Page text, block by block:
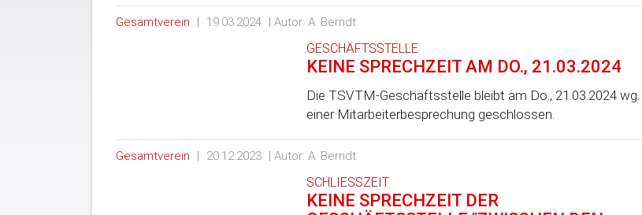
Gesamtverein | 19.03.2024 | Autor: A. Berndt
GESCHÄFTSSTELLE
KEINE SPRECHZEIT AM DO., 21.03.2024
Die TSVTM-Geschäftsstelle bleibt am Do., 21.03.2024 wg.
einer Mitarbeiterbesprechung geschlossen.
Gesamtverein | 20.12.2023 | Autor: A. Berndt
SCHLIESSZEIT
KEINE SPRECHZEIT DER